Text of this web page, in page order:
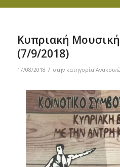
Κυπριακή
(7/9/2018)
17/08/2018 / στην κατηγορία